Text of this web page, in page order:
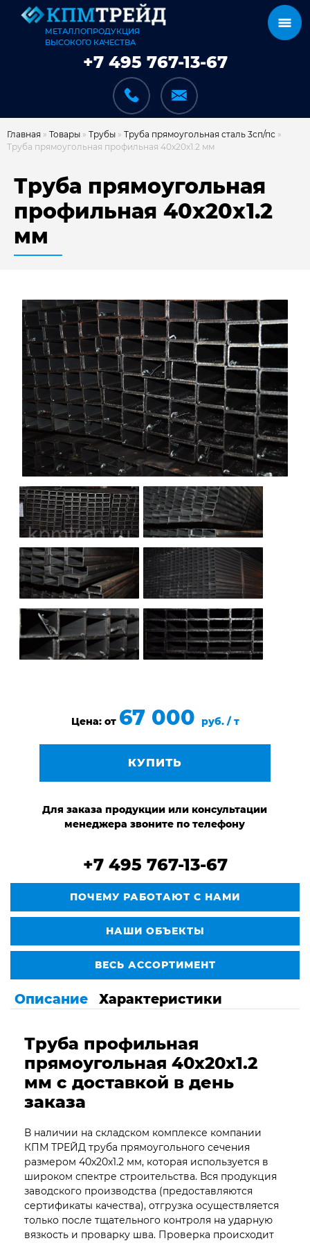
МЕТАЛЛОПРОДУКЦИЯ
ВЫСОКОГО КАЧЕСТВА
+7 495 767-13-67
ДОСТАВКА И ОПЛАТА
НАШИ ОБЪЕКТЫ
ОТЗЫВЫ
О НАС
БЛОГ
КОНТАКТЫ
Главная » Товары » Трубы » Труба прямоугольная сталь 3сп/пс »
Труба прямоугольная профильная 40х20х1.2 мм
Труба прямоугольная
профильная 40х20х1.2
мм
Цена: от 67 000 руб. / т
КУПИТЬ
Для заказа продукции или консультации
менеджера звоните по телефону
+7 495 767-13-67
ПОЧЕМУ РАБОТАЮТ С НАМИ
НАШИ ОБЪЕКТЫ
ВЕСЬ АССОРТИМЕНТ
Описание Характеристики
Труба профильная
прямоугольная 40х20х1.2
мм с доставкой в день
заказа
В наличии на складском комплексе компании
КПМ ТРЕЙД труба прямоугольного сечения
размером 40х20х1.2 мм, которая используется в
широком спектре строительства. Вся продукция
заводского производства (предоставляются
сертификаты качества), отгрузка осуществляется
только после тщательного контроля на ударную
вязкость и проварку шва. Проверка происходит